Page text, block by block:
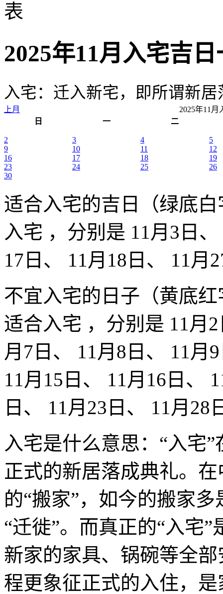
表
2025年11月入宅吉
入宅：迁入新宅，即所谓新居
上月
2025年11
日
一 二
2 3 4
5
9
10 11
12
16
17 18
19
23
24 25
26
30
适合入宅的吉日（绿底白
入宅 ，分别是 11月3日
17日、 11月18日、 11月
不宜入宅的日子（黄底红
适合入宅 ，分别是 11月
月7日、 11月8日、 11月
11月15日、 11月16日、
日、 11月23日、 11月28
入宅是什么意思：“入宅
正式的新居落成典礼。
的“搬家”，如今的搬家
“迁徙”。而真正的“入宅
新家的家具、锅碗等全
程更象征正式的入住，